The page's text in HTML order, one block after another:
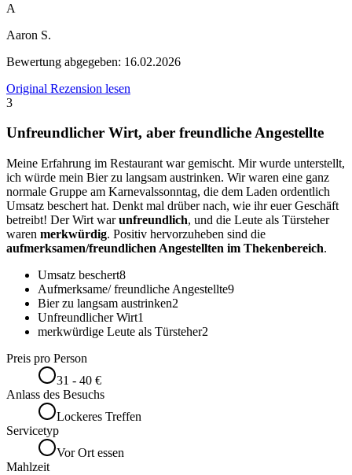
A
Aaron S.
Bewertung abgegeben: 16.02.2026
Original Rezension lesen
3
Unfreundlicher Wirt, aber freundliche Angestellte
Meine Erfahrung im Restaurant war gemischt. Mir wurde unterstellt,
ich würde mein Bier zu langsam austrinken. Wir waren eine ganz
normale Gruppe am Karnevalssonntag, die dem Laden ordentlich
Umsatz beschert hat. Denkt mal drüber nach, wie ihr euer Geschäft
betreibt! Der Wirt warunfreundlich, und die Leute als Türsteher
waren merkwürdig. Positiv hervorzuheben sind die
aufmerksamen/freundlichen Angestellten im Thekenbereich.
Umsatz beschert8
Aufmerksame/ freundliche Angestellte9
Bier zu langsam austrinken2
Unfreundlicher Wirt1
merkwürdige Leute als Türsteher2
Preis pro Person
31 - 40 €
Anlass des Besuchs
Lockeres Treffen
Servicetyp
Vor Ort essen
Mahlzeit